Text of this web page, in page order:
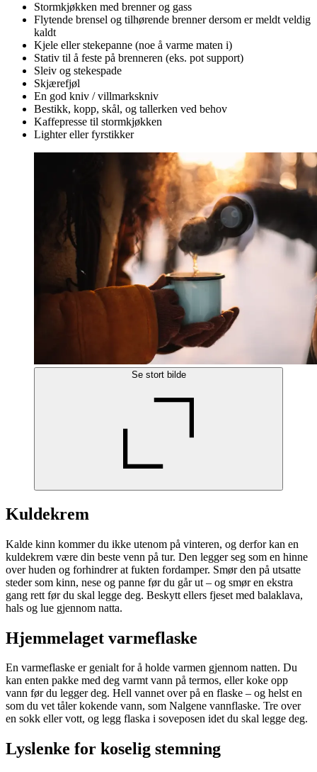
Stormkjøkken med brenner og gass
Flytende brensel og tilhørende brenner dersom er meldt veldig
kaldt
Kjele eller stekepanne (noe å varme maten i)
Stativ til å feste på brenneren (eks. pot support)
Sleiv og stekespade
Skjærefjøl
En god kniv / villmarkskniv
Bestikk, kopp, skål, og tallerken ved behov
Kaffepresse til stormkjøkken
Lighter eller fyrstikker
Se stort bilde
Kuldekrem
Kalde kinn kommer du ikke utenom på vinteren, og derfor kan en
kuldekrem være din beste venn på tur. Den legger seg som en hinne
over huden og forhindrer at fukten fordamper. Smør den på utsatte
steder som kinn, nese og panne før du går ut – og smør en ekstra
gang rett før du skal legge deg. Beskytt ellers fjeset med balaklava,
hals og lue gjennom natta.
Hjemmelaget varmeflaske
En varmeflaske er genialt for å holde varmen gjennom natten. Du
kan enten pakke med deg varmt vann på termos, eller koke opp
vann før du legger deg. Hell vannet over på en flaske – og helst en
som du vet tåler kokende vann, som Nalgene vannflaske. Tre over
en sokk eller vott, og legg flaska i soveposen idet du skal legge deg.
Lyslenke for koselig stemning